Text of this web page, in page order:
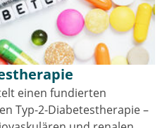
einen fundierten
Typ-2-Diabetestherapie –